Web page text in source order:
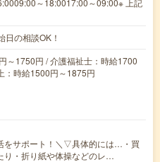
の相談OK！
～1750円 / 介護福祉士：時給1700
：時給1500円～1875円
をサポート！＼▽具体的には…・買
り・折り紙や体操などのレ…